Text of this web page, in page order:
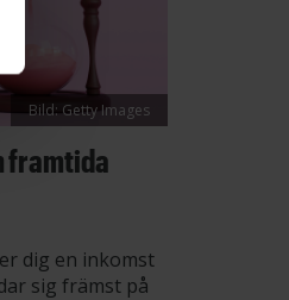
Bild: Getty Images
framtida
dig en inkomst
sig främst på